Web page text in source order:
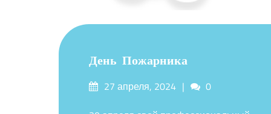
День Пожарника
Опубликовано
27 апреля, 2024 Комментарии
0